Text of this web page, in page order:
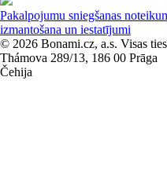
Pakalpojumu sniegšanas
izmantošana un iestatījumi
© 2026 Bonami.cz, a.s. Visas
Thámova 289/13, 186 00 Prāga
Čehija